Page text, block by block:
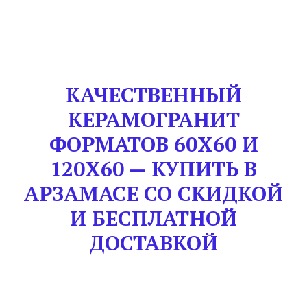
КАЧЕСТВЕННЫЙ
КЕРАМОГРАНИТ
ФОРМАТОВ 60Х60 И
120Х60 — КУПИТЬ В
АРЗАМАСЕ СО СКИДКОЙ
И БЕСПЛАТНОЙ
ДОСТАВКОЙ